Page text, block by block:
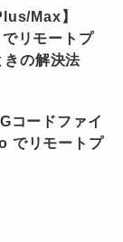
Max】
リモートプ
きの解決法
コードファイ
でリモートプ